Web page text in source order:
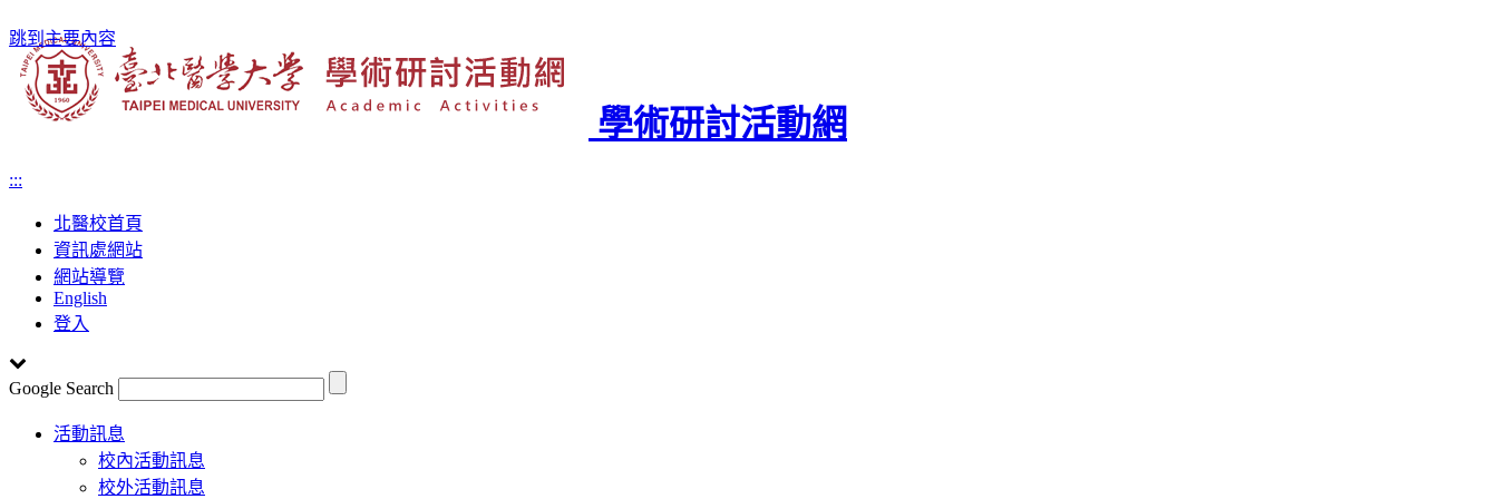
跳到主要內容
學術研討活動網
:::
北醫校首頁
資訊處網站
網站導覽
English
登入
Google Search
Toggle
navigation
活動訊息
校內活動訊息
校外活動訊息